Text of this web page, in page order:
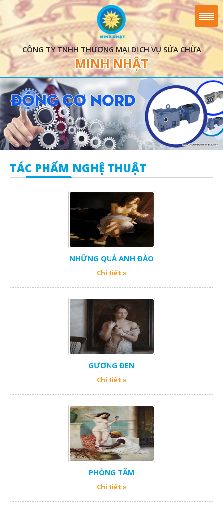
CÔNG TY TNHH THƯƠNG MẠI DỊCH VỤ SỬA CHỮA
MINH NHẬT
TÁC PHẨM NGHỆ THUẬT
NHỮNG QUẢ ANH ĐÀO
Chi tiết »
GƯƠNG ĐEN
Chi tiết »
PHÒNG TẮM
Chi tiết »